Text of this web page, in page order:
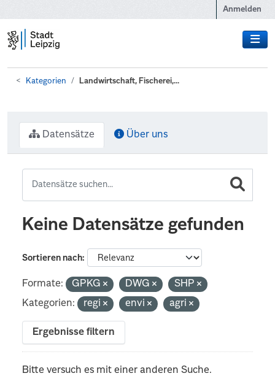
Anmelden
Kategorien Landwirtschaft, Fischerei,...
Datensätze Über uns
Keine Datensätze gefunden
Sortieren nach
Formate: GPKG DWG
SHP
Kategorien:
regi envi agri
Ergebnisse filtern
Bitte versuch es mit einer anderen Suche.